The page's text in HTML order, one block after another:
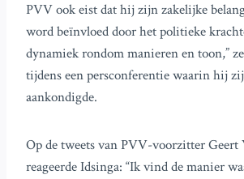
PVV ook eist dat hij zijn zakelijke
word beïnvloed door het politieke
dynamiek rondom manieren en toon,”
tijdens een persconferentie waarin hij
aankondigde.
Op de tweets van PVV-voorzitter
reageerde Idsinga: “Ik vind de manier